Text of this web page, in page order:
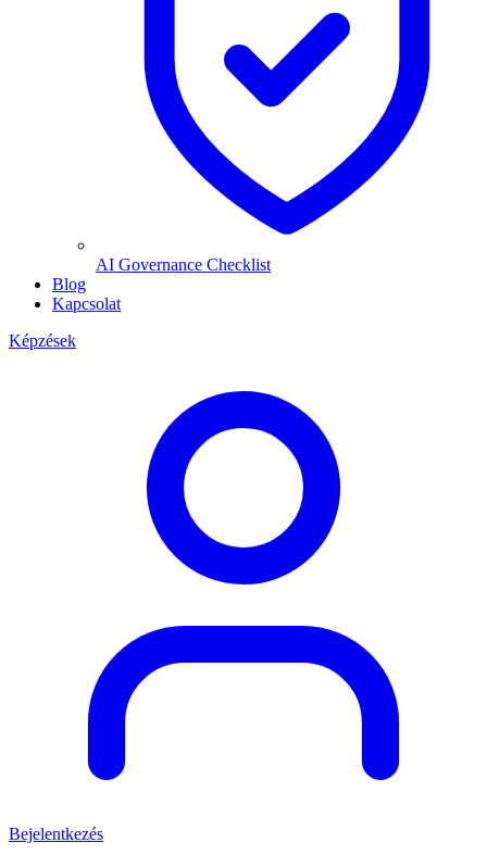
AI Governance Checklist
Blog
Kapcsolat
Képzések
Bejelentkezés